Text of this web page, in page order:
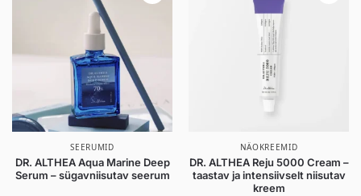
SEERUMID
DR. ALTHEA Aqua Marine Deep
Serum – sügavniisutav seerum
NÄOKREEMID
DR. ALTHEA Reju 5000 Cream –
taastav ja intensiivselt niisutav
kreem